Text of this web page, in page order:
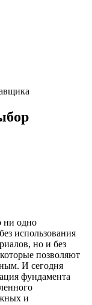
ни одно
использования
но и без
позволяют
И сегодня
фундамента
и